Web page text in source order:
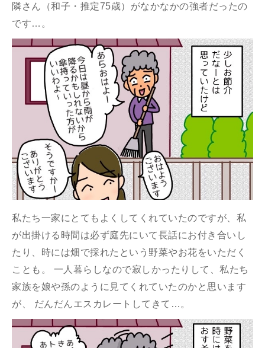
隣さん（和子・推定75歳）がなかなかの強者だったの
です…。
私たち一家にとてもよくしてくれていたのですが、私
が出掛ける時間は必ず庭先にいて長話にお付き合いし
たり、時には畑で採れたという野菜やお花をいただく
ことも。 一人暮らしなので寂しかったりして、私たち
家族を娘や孫のように見てくれていたのかと思います
が、 だんだんエスカレートしてきて…。